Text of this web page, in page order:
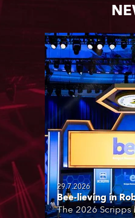
29.7.2026
Bee-lieving in
The 2026